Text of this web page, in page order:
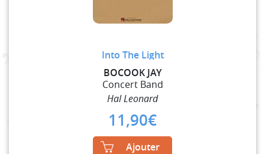
Into The Light
BOCOOK JAY
Concert Band
Hal Leonard
11,90€
Ajouter